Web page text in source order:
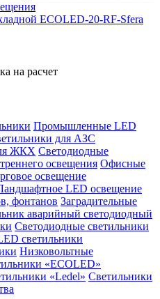
ECOLED-20-RF-Sfera
на расчет
Промышленные LED
для АЗС
ЖКХ Светодиодные
освещения Офисные
освещение
LED освещение
фонтанов Заградительные
аварийный светодиодный
Светодиодные светильники
светильники
Низковольтные
«ECOLED»
«Ledel» Светильники